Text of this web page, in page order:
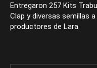
Entregaron 257 Kits
Clap y diversas semillas a
productores de Lara